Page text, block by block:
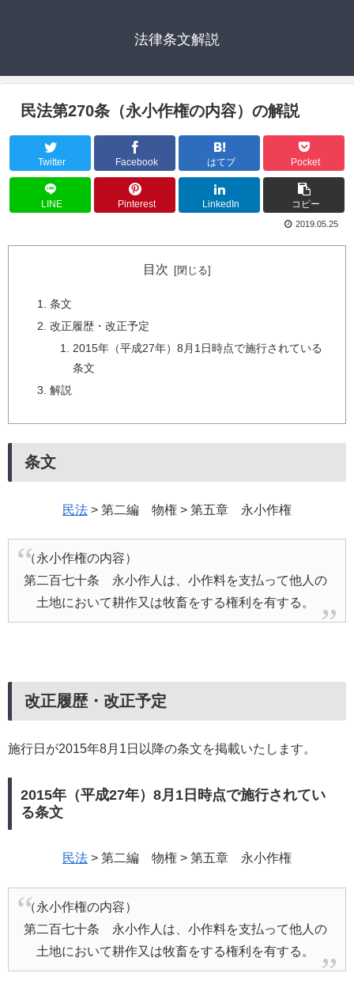
法律条文解説
民法第270条（永小作権の内容）の解説
Twitter Facebook はてブ Pocket
LINE Pinterest LinkedIn コピー
2019.05.25
目次
条文
改正履歴・改正予定
2015年（平成27年）8月1日時点で施行されている
条文
解説
条文
民法 > 第二編 物権 > 第五章 永小作権
（永小作権の内容）
第二百七十条 永小作人は、小作料を支払って他人の
土地において耕作又は牧畜をする権利を有する。
改正履歴・改正予定
施行日が2015年8月1日以降の条文を掲載いたします。
2015年（平成27年）8月1日時点で施行されてい
る条文
民法 > 第二編 物権 > 第五章 永小作権
（永小作権の内容）
第二百七十条 永小作人は、小作料を支払って他人の
土地において耕作又は牧畜をする権利を有する。